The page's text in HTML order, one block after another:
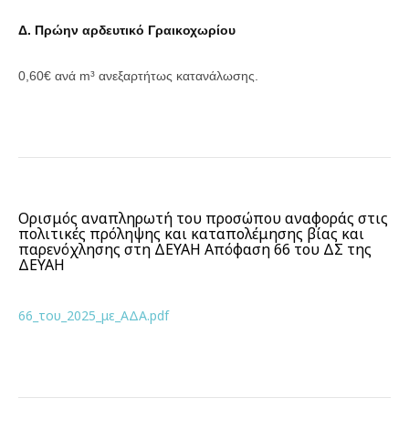
Δ. Πρώην αρδευτικό Γραικοχωρίου
0,60€ ανά m³ ανεξαρτήτως κατανάλωσης.
Ορισμός αναπληρωτή του προσώπου αναφοράς στις
πολιτικές πρόληψης και καταπολέμησης βίας και
παρενόχλησης στη ΔΕΥΑΗ Απόφαση 66 του ΔΣ της
ΔΕΥΑΗ
66_του_2025_με_ΑΔΑ.pdf